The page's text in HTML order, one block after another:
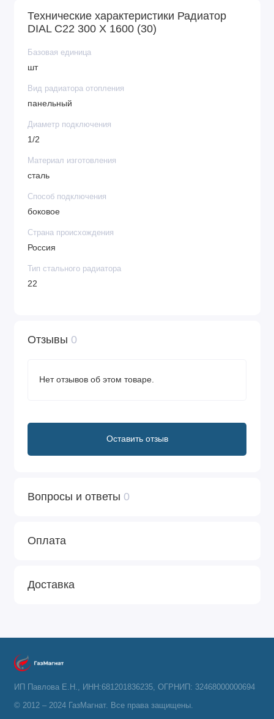
Технические характеристики Радиатор
DIAL С22 300 X 1600 (30)
Базовая единица
шт
Вид радиатора отопления
панельный
Диаметр подключения
1/2
Материал изготовления
сталь
Способ подключения
боковое
Страна происхождения
Россия
Тип стального радиатора
22
Отзывы 0
Нет отзывов об этом товаре.
Оставить отзыв
Вопросы и ответы 0
Оплата
Доставка
ИП Павлова Е.Н., ИНН:681201836235, ОГРНИП: 32468000000694
© 2012 – 2024 ГазМагнат. Все права защищены.